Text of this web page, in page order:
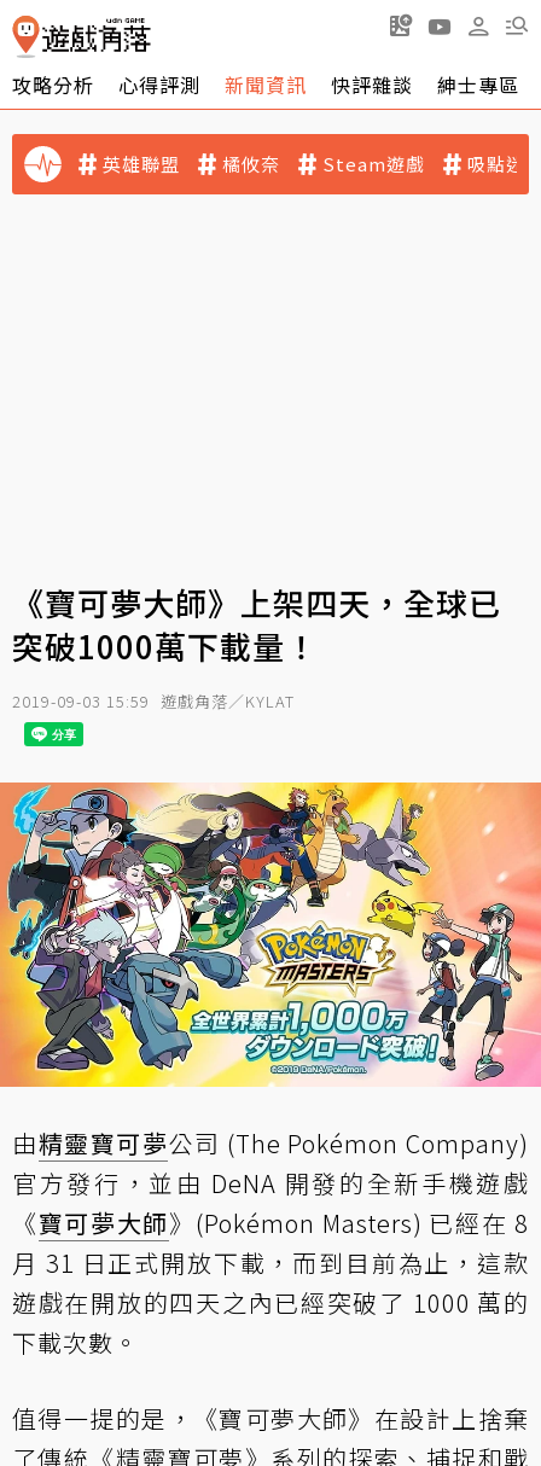
攻略分析 心得評測 新聞資訊 快評雜談 紳士專區
英雄聯盟 橘攸奈 Steam遊戲 吸點迷
《寶可夢大師》上架四天，全球已
突破1000萬下載量！
2019-09-03 15:59 遊戲角落／KYLAT
由精靈寶可夢公司 (The Pokémon Company)
官方發行，並由 DeNA 開發的全新手機遊戲
《寶可夢大師》(Pokémon Masters) 已經在 8
月 31 日正式開放下載，而到目前為止，這款
遊戲在開放的四天之內已經突破了 1000 萬的
下載次數。
值得一提的是，《寶可夢大師》在設計上捨棄
了傳統《精靈寶可夢》系列的探索、捕捉和戰